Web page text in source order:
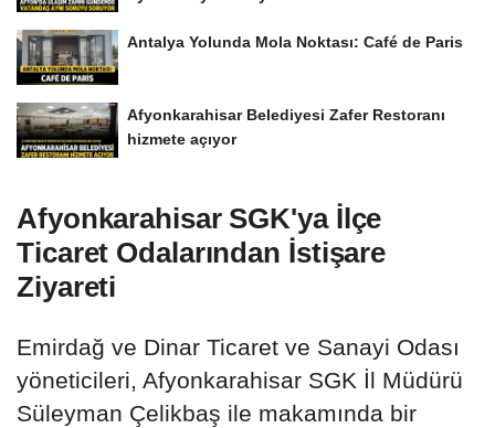
Antalya Yolunda Mola Noktası: Café de Paris
Afyonkarahisar Belediyesi Zafer Restoranı
hizmete açıyor
Afyonkarahisar SGK'ya İlçe
Ticaret Odalarından İstişare
Ziyareti
Emirdağ ve Dinar Ticaret ve Sanayi Odası
yöneticileri, Afyonkarahisar SGK İl Müdürü
Süleyman Çelikbaş ile makamında bir